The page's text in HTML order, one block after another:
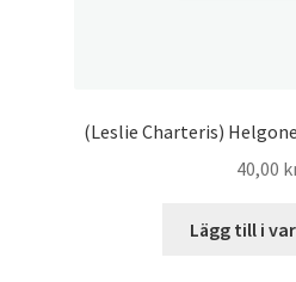
(Leslie Charteris)
40,00
Lägg till i